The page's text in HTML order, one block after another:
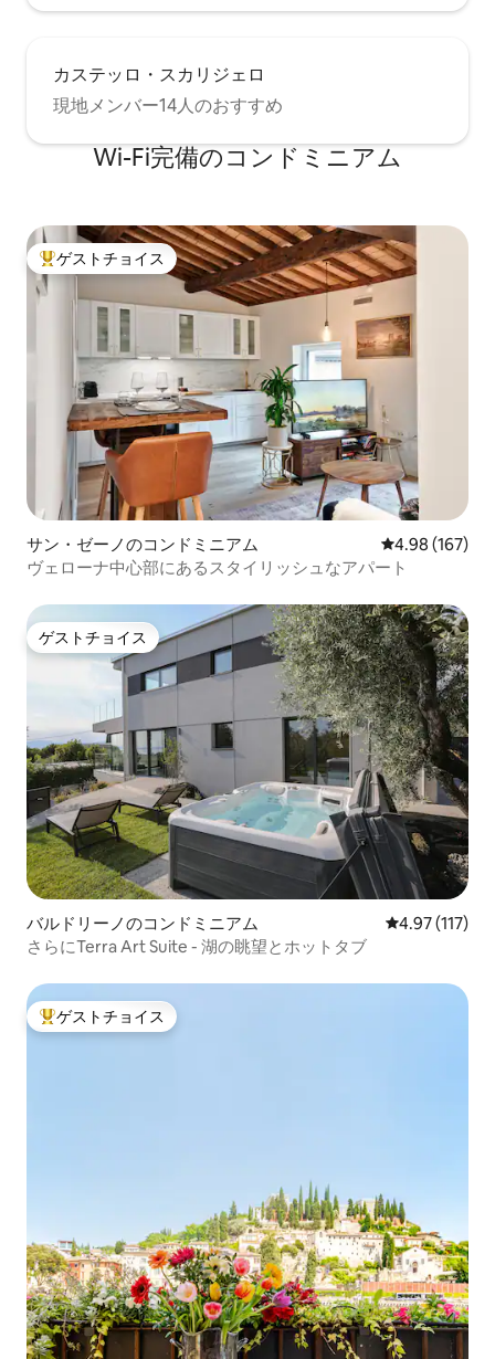
カステッロ・スカリジェロ
現地メンバー14人のおすすめ
Wi-Fi完備のコンドミニアム
大好評のゲストチョイスです。
ゲストチョイス
サン・ゼーノのコンドミニアム レビュー167
4.98 (167)
ヴェローナ中心部にあるスタイリッシュなアパート
ゲストチョイス
ゲストチョイス
バルドリーノのコンドミニアム レビュー117
4.97 (117)
さらにTerra Art Suite - 湖の眺望とホットタブ
大好評のゲストチョイスです。
ゲストチョイス